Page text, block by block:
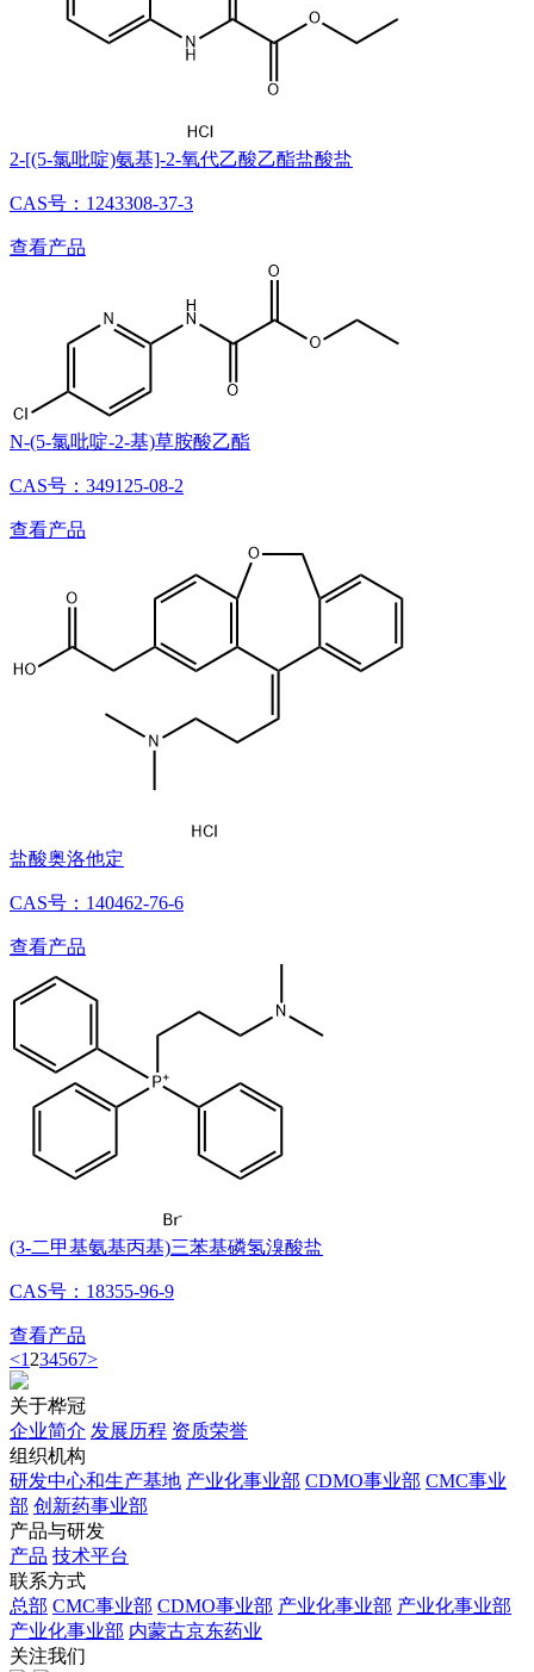
2-[(5-氯吡啶)氨基]-2-氧代乙酸乙酯盐酸盐
CAS号：1243308-37-3
查看产品
N-(5-氯吡啶-2-基)草胺酸乙酯
CAS号：349125-08-2
查看产品
盐酸奥洛他定
​CAS号：140462-76-6
查看产品
(3-二甲基氨基丙基)三苯基磷氢溴酸盐
CAS号：18355-96-9
查看产品
<1 234567>
关于桦冠
企业简介 发展历程 资质荣誉
组织机构
研发中心和生产基地 产业化事业部 CDMO事业部 CMC事业
部 创新药事业部
产品与研发
产品 技术平台
联系方式
总部 CMC事业部 CDMO事业部 产业化事业部 产业化事业部
产业化事业部 内蒙古京东药业
关注我们